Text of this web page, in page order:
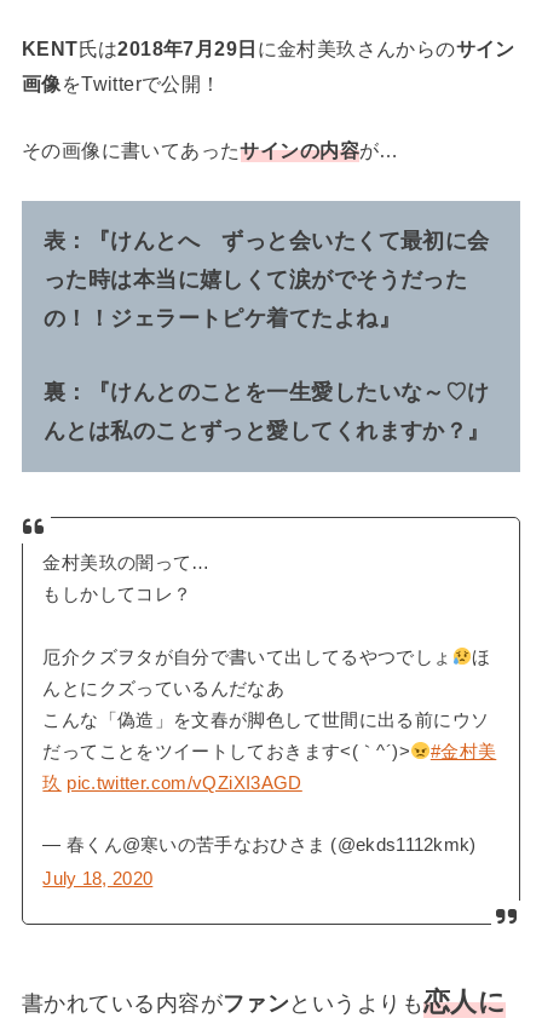
KENT氏は2018年7月29日 に金村美玖さんからのサイン
画像 をTwitterで公開！
その画像に書いてあったサインの内容が…
表：『けんとへ ずっと会いたくて最初に会
った時は本当に嬉しくて涙がでそうだった
の！！ジェラートピケ着てたよね』
裏：『けんとのことを一生愛したいな～♡け
んとは私のことずっと愛してくれますか？』
金村美玖の闇って…
もしかしてコレ？
厄介クズヲタが自分で書いて出してるやつでしょ
ほ
んとにクズっているんだなあ
こんな「偽造」を文春が脚色して世間に出る前にウソ
だってことをツイートしておきます<(｀^´)>
#金村美
玖 pic.twitter.com/vQZiXI3AGD
— 春くん@寒いの苦手なおひさま (@ekds1112kmk)
July 18, 2020
書かれている内容がファンというよりも恋人に